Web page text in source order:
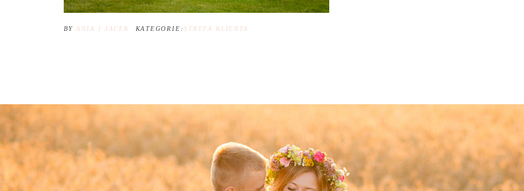
BY ANIA I JACEK KATEGORIE: STREFA KLIENTA